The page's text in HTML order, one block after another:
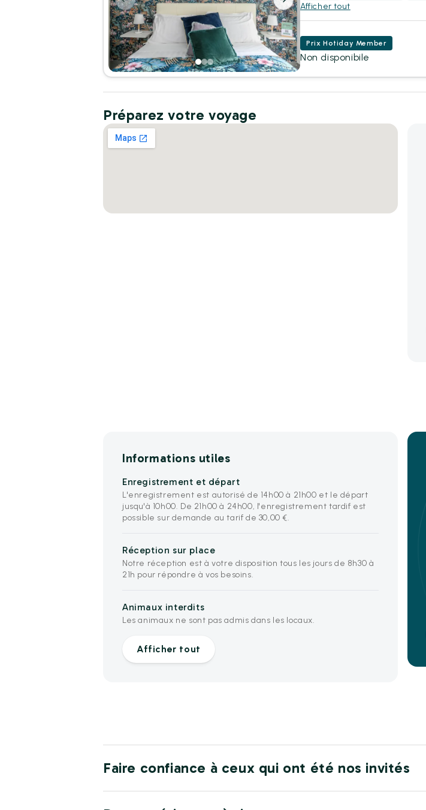
Afficher tout
Prix Hotiday Member
Non disponibile
Préparez votre voyage
Informations utiles
Enregistrement et départ
L'enregistrement est autorisé de 14h00 à 21h00 et le départ
jusqu'à 10h00. De 21h00 à 24h00, l'enregistrement tardif est
possible sur demande au tarif de 30,00 €.
Réception sur place
Notre réception est à votre disposition tous les jours de 8h30 à
21h pour répondre à vos besoins.
Animaux interdits
Les animaux ne sont pas admis dans les locaux.
Afficher tout
Faire confiance à ceux qui ont été nos invités